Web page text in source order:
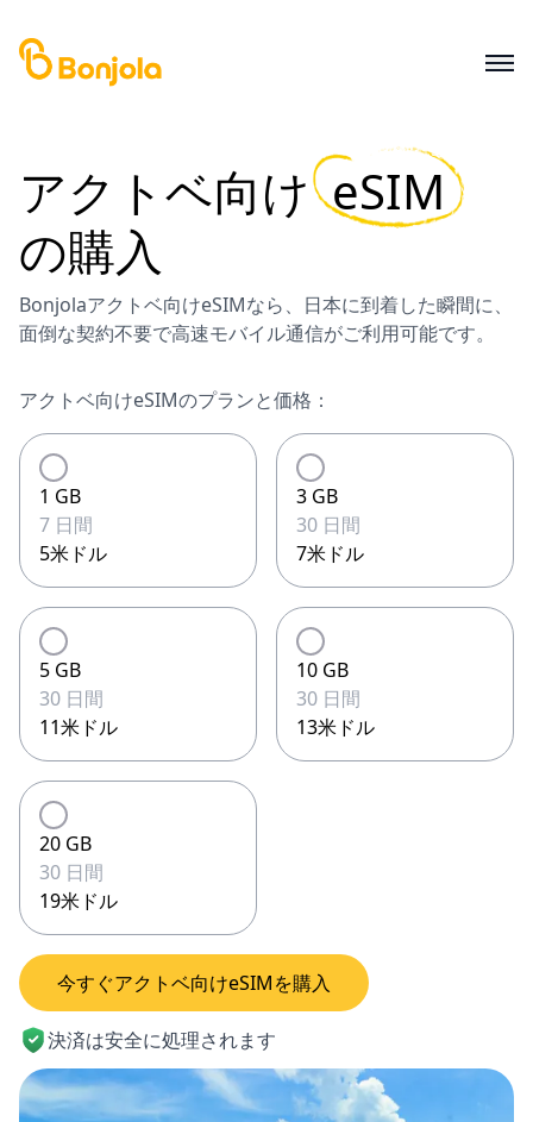
アクトベ向け eSIM
の購入
Bonjolaアクトベ向けeSIMなら、日本に到着した瞬間に、
面倒な契約不要で高速モバイル通信がご利用可能です。
アクトベ向けeSIMのプランと価格：
1 GB
7 日間
5米ドル
3 GB
30 日間
7米ドル
5 GB
30 日間
11米ドル
10 GB
30 日間
13米ドル
20 GB
30 日間
19米ドル
今すぐアクトベ向けeSIMを購入
決済は安全に処理されます